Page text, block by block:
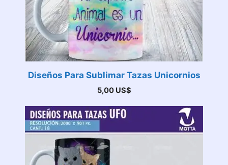
Diseños Para Sublimar Tazas Unicornios
5,00 US$